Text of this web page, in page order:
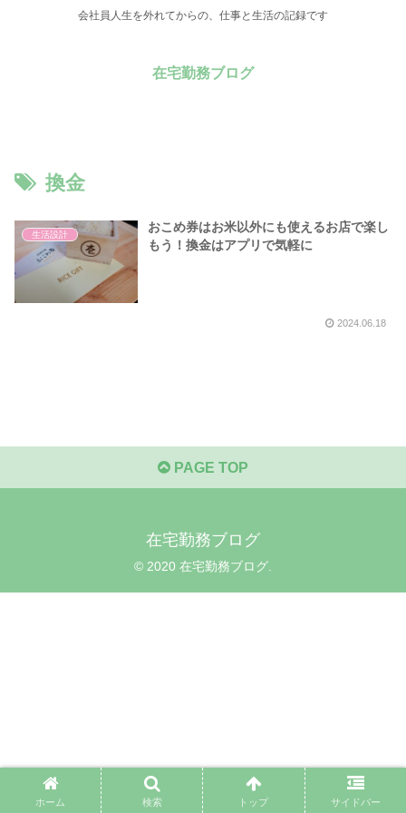
会社員人生を外れてからの、仕事と生活の記録です
在宅勤務ブログ
換金
生活設計
おこめ券はお米以外にも使えるお店で楽し
もう！換金はアプリで気軽に
2024.06.18
PAGE TOP
在宅勤務ブログ
© 2020 在宅勤務ブログ.
ホーム 検索 トップ サイドバー